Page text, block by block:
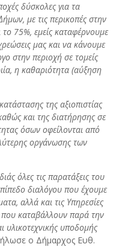
δύσκολες για τα
με τις περικοπές στην
το 75%, εμείς καταφέρνουμε
μας και να κάνουμε
στην περιοχή σε τομείς
η καθαριότητα (αύξηση
της αξιοπιστίας
και της διατήρησης σε
όσων οφείλονται από
οργάνωσης των
όλες τις παρατάξεις του
διαλόγου που έχουμε
αλλά και τις Υπηρεσίες
καταβάλλουν παρά την
υποδομής
ο Δήμαρχος Ευθ.